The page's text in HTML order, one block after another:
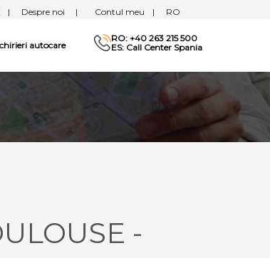
| Despre noi | Contul meu | RO
autocare
RO: +40 263 215 500
ES: Call Center Spania
-